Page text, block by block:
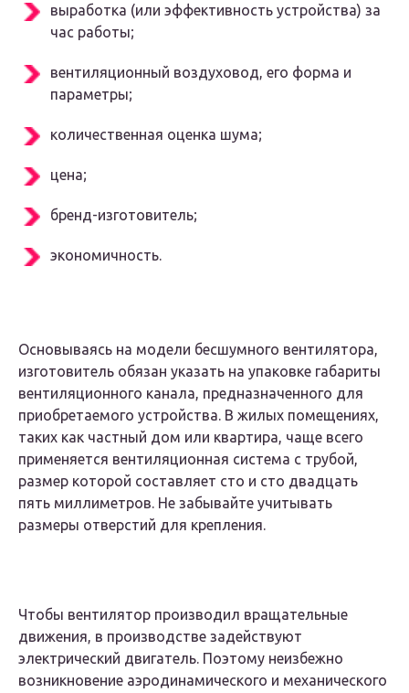
выработка (или эффективность устройства) за
час работы;
вентиляционный воздуховод, его форма и
параметры;
количественная оценка шума;
цена;
бренд-изготовитель;
экономичность.
Основываясь на модели бесшумного вентилятора,
изготовитель обязан указать на упаковке габариты
вентиляционного канала, предназначенного для
приобретаемого устройства. В жилых помещениях,
таких как частный дом или квартира, чаще всего
применяется вентиляционная система с трубой,
размер которой составляет сто и сто двадцать
пять миллиметров. Не забывайте учитывать
размеры отверстий для крепления.
Чтобы вентилятор производил вращательные
движения, в производстве задействуют
электрический двигатель. Поэтому неизбежно
возникновение аэродинамического и механического